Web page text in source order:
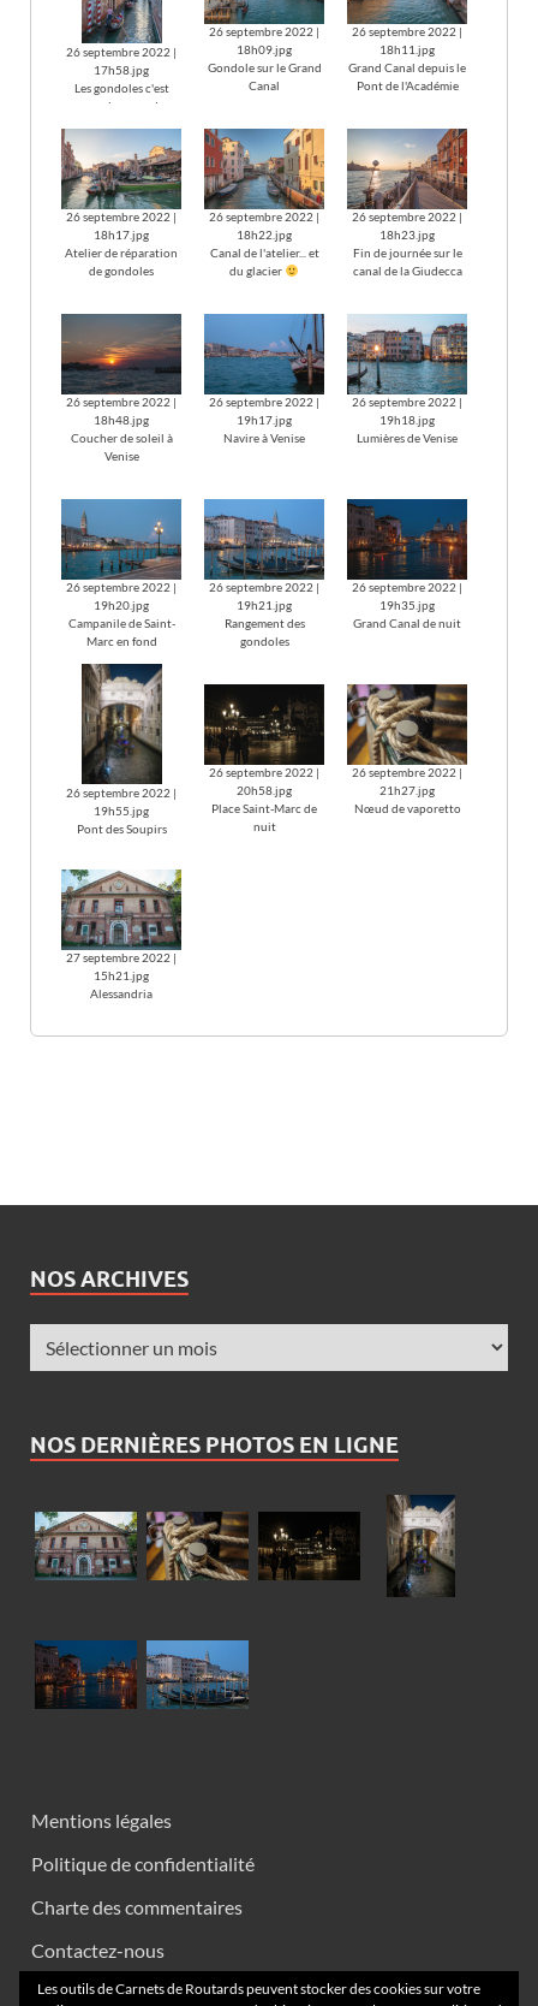
26 septembre 2022 |
17h58.jpg
Les gondoles c'est
comme les pagodes...
26 septembre 2022 |
18h09.jpg
Gondole sur le Grand
Canal
26 septembre 2022 |
18h11.jpg
Grand Canal depuis le
Pont de l'Académie
26 septembre 2022 |
18h17.jpg
Atelier de réparation
de gondoles
26 septembre 2022 |
18h22.jpg
Canal de l'atelier... et
du glacier
26 septembre 2022 |
18h23.jpg
Fin de journée sur le
canal de la Giudecca
26 septembre 2022 |
18h48.jpg
Coucher de soleil à
Venise
26 septembre 2022 |
19h17.jpg
Navire à Venise
26 septembre 2022 |
19h18.jpg
Lumières de Venise
26 septembre 2022 |
19h20.jpg
Campanile de Saint-
Marc en fond
26 septembre 2022 |
19h21.jpg
Rangement des
gondoles
26 septembre 2022 |
19h35.jpg
Grand Canal de nuit
26 septembre 2022 |
19h55.jpg
Pont des Soupirs
26 septembre 2022 |
20h58.jpg
Place Saint-Marc de
nuit
26 septembre 2022 |
21h27.jpg
Nœud de vaporetto
27 septembre 2022 |
15h21.jpg
Alessandria
NOS ARCHIVES
NOS DERNIÈRES PHOTOS EN LIGNE
Mentions légales
Politique de confidentialité
Charte des commentaires
Contactez-nous
Les outils de Carnets de Routards peuvent stocker des cookies sur votre